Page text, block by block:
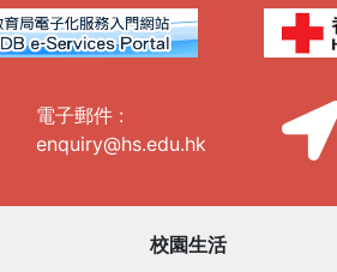
電子郵件 :
enquiry@hs.edu.hk
校園生活